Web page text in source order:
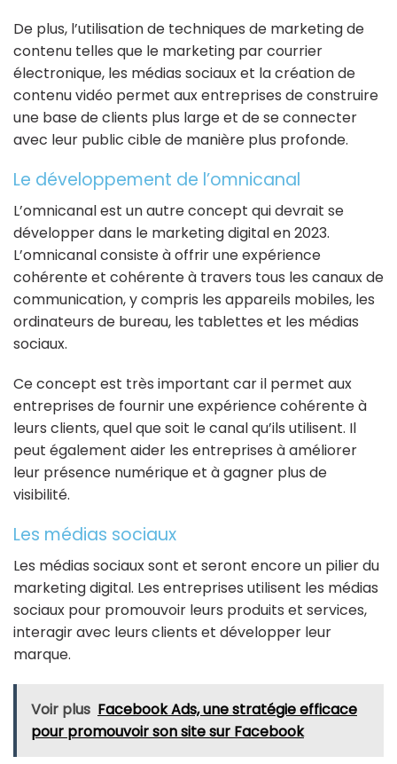
De plus, l’utilisation de techniques de marketing de
contenu telles que le marketing par courrier
électronique, les médias sociaux et la création de
contenu vidéo permet aux entreprises de construire
une base de clients plus large et de se connecter
avec leur public cible de manière plus profonde.
Le développement de l’omnicanal
L’omnicanal est un autre concept qui devrait se
développer dans le marketing digital en 2023.
L’omnicanal consiste à offrir une expérience
cohérente et cohérente à travers tous les canaux de
communication, y compris les appareils mobiles, les
ordinateurs de bureau, les tablettes et les médias
sociaux.
Ce concept est très important car il permet aux
entreprises de fournir une expérience cohérente à
leurs clients, quel que soit le canal qu’ils utilisent. Il
peut également aider les entreprises à améliorer
leur présence numérique et à gagner plus de
visibilité.
Les médias sociaux
Les médias sociaux sont et seront encore un pilier du
marketing digital. Les entreprises utilisent les médias
sociaux pour promouvoir leurs produits et services,
interagir avec leurs clients et développer leur
marque.
Voir plus Facebook Ads, une stratégie efficace
pour promouvoir son site sur Facebook